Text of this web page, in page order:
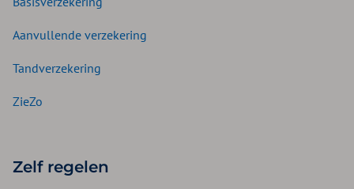
Aanvullende verzekering
Tandverzekering
ZieZo
Zelf regelen